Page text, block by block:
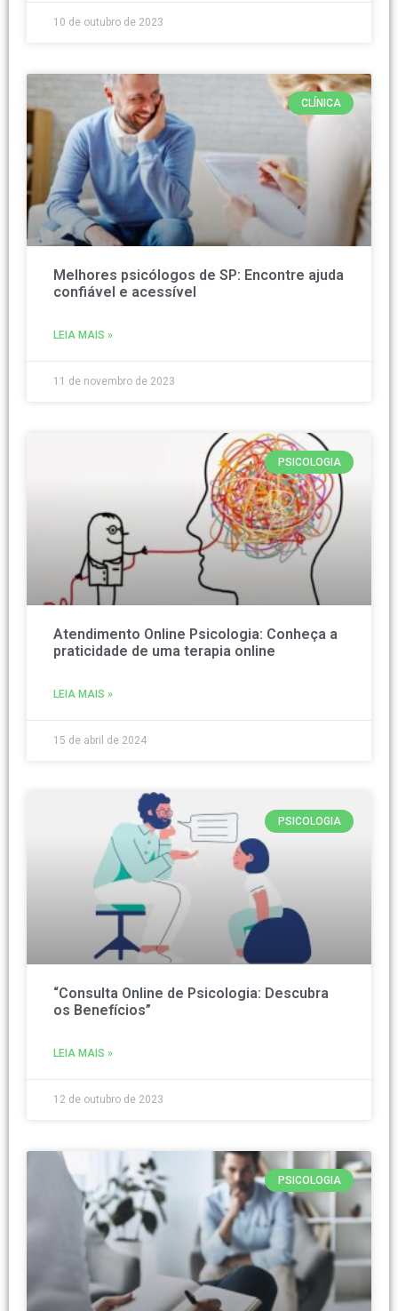
10 de outubro de 2023
CLÍNICA
Melhores psicólogos de SP: Encontre ajuda
confiável e acessível
LEIA MAIS »
11 de novembro de 2023
PSICOLOGIA
Atendimento Online Psicologia: Conheça a
praticidade de uma terapia online
LEIA MAIS »
15 de abril de 2024
PSICOLOGIA
“Consulta Online de Psicologia: Descubra
os Benefícios”
LEIA MAIS »
12 de outubro de 2023
PSICOLOGIA